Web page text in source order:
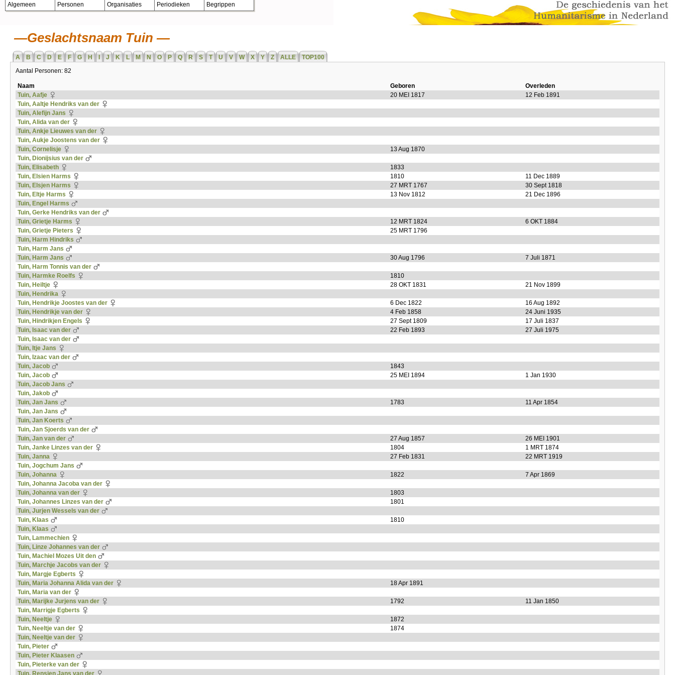
Algemeen Personen Organisaties Periodieken Begrippen
Geslachtsnaam Tuin
A B C D E F G H J K L M N O P Q R S T U V W X Y Z ALLE
TOP100
Aantal Personen: 82
Naam Geboren
Overleden
Tuin, Aafje
20 MEI 1817
12 Feb 1891
Tuin, Aaltje Hendriks van der
Tuin, Alefijn Jans
Tuin, Alida van der
Tuin, Ankje Lieuwes van der
Tuin, Aukje Joostens van der
Tuin, Cornelisje
13 Aug 1870
Tuin, Dionijsius van der
Tuin, Elisabeth
1833
Tuin, Elsien Harms
1810
11 Dec 1889
Tuin, Elsjen Harms
27 MRT 1767
30 Sept 1818
Tuin, Eltje Harms
13 Nov 1812
21 Dec 1896
Tuin, Engel Harms
Tuin, Gerke Hendriks van der
Tuin, Grietje Harms
12 MRT 1824
6 OKT 1884
Tuin, Grietje Pieters
25 MRT 1796
Tuin, Harm Hindriks
Tuin, Harm Jans
Tuin, Harm Jans
30 Aug 1796
7 Juli 1871
Tuin, Harm Tonnis van der
Tuin, Harmke Roelfs
1810
Tuin, Heiltje
28 OKT 1831
21 Nov 1899
Tuin, Hendrika
Tuin, Hendrikje Joostes van der
6 Dec 1822
16 Aug 1892
Tuin, Hendrikje van der
4 Feb 1858
24 Juni 1935
Tuin, Hindrikjen Engels
27 Sept 1809
17 Juli 1837
Tuin, Isaac van der
22 Feb 1893
27 Juli 1975
Tuin, Isaac van der
Tuin, Itje Jans
Tuin, Izaac van der
Tuin, Jacob
1843
Tuin, Jacob
25 MEI 1894
1 Jan 1930
Tuin, Jacob Jans
Tuin, Jakob
Tuin, Jan Jans
1783
11 Apr 1854
Tuin, Jan Jans
Tuin, Jan Koerts
Tuin, Jan Sjoerds van der
Tuin, Jan van der
27 Aug 1857
26 MEI 1901
Tuin, Janke Linzes van der
1804
1 MRT 1874
Tuin, Janna
27 Feb 1831
22 MRT 1919
Tuin, Jogchum Jans
Tuin, Johanna
1822
7 Apr 1869
Tuin, Johanna Jacoba van der
Tuin, Johanna van der
1803
Tuin, Johannes Linzes van der
1801
Tuin, Jurjen Wessels van der
Tuin, Klaas
1810
Tuin, Klaas
Tuin, Lammechien
Tuin, Linze Johannes van der
Tuin, Machiel Mozes Uit den
Tuin, Marchje Jacobs van der
Tuin, Margje Egberts
Tuin, Maria Johanna Alida van der
18 Apr 1891
Tuin, Maria van der
Tuin, Marijke Jurjens van der
1792
11 Jan 1850
Tuin, Marrigje Egberts
Tuin, Neeltje
1872
Tuin, Neeltje van der
1874
Tuin, Neeltje van der
Tuin, Pieter
Tuin, Pieter Klaasen
Tuin, Pieterke van der
Tuin, Rensien Jans van der